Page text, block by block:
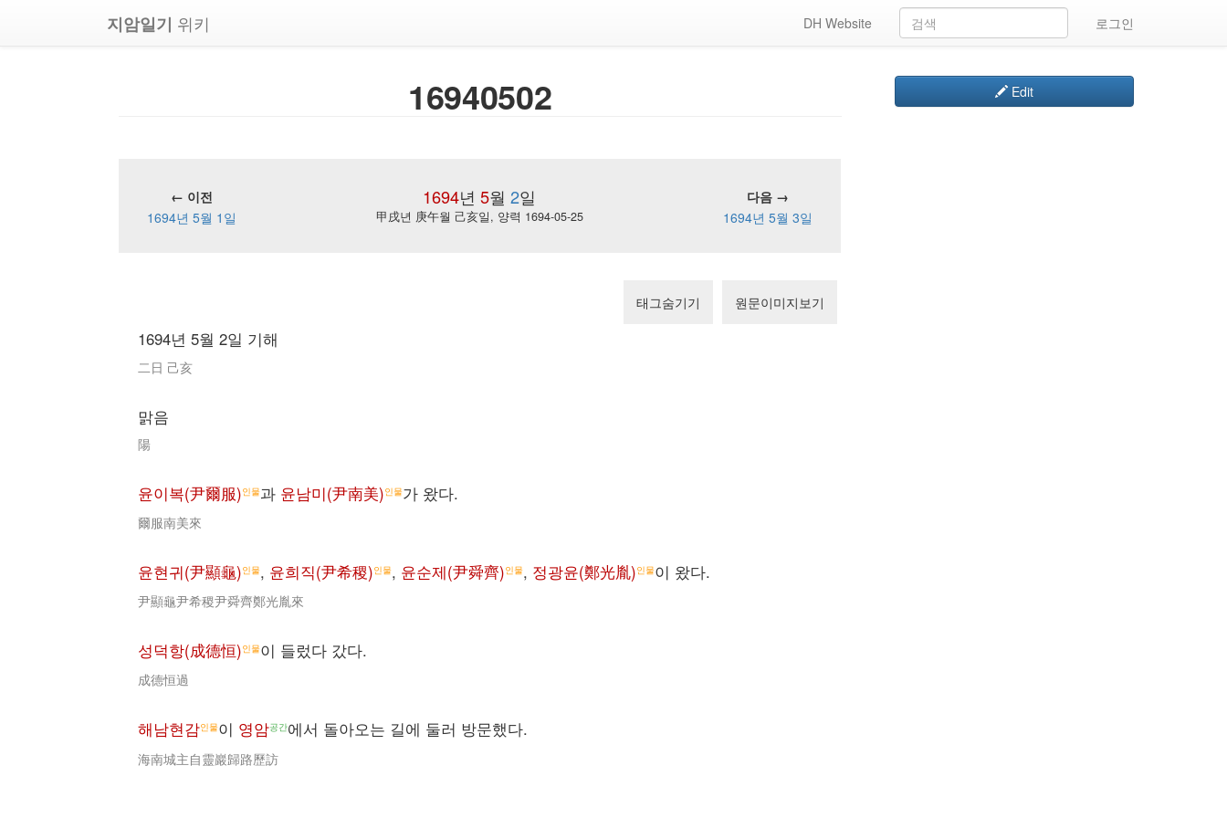
지암일기 위키 로그인
DH Website
16940502
1694년 5월 2일
← 이전
다음 →
1694년 5월 1일
甲戌년 庚午월 己亥일, 양력 1694-05-25 1694년 5월 3일
태그숨기기 원문이미지보기
1694년 5월 2일 기해
二日 己亥
맑음
陽
윤이복(尹爾服)인물과 윤남미(尹南美)인물가 왔다.
爾服南美來
윤현귀(尹顯龜)인물, 윤희직(尹希稷)인물, 윤순제(尹舜齊)인물, 정광윤(鄭光胤)인물이 왔다.
尹顯龜尹希稷尹舜齊鄭光胤來
성덕항(成德恒)인물이 들렀다 갔다.
成德恒過
해남현감인물이 영암공간에서 돌아오는 길에 둘러 방문했다.
海南城主自靈巖歸路歷訪
Edit